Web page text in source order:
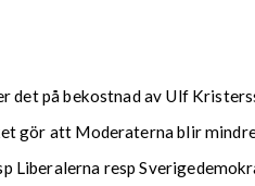
det på bekostnad av Ulf
gör att Moderaterna blir
Liberalerna resp